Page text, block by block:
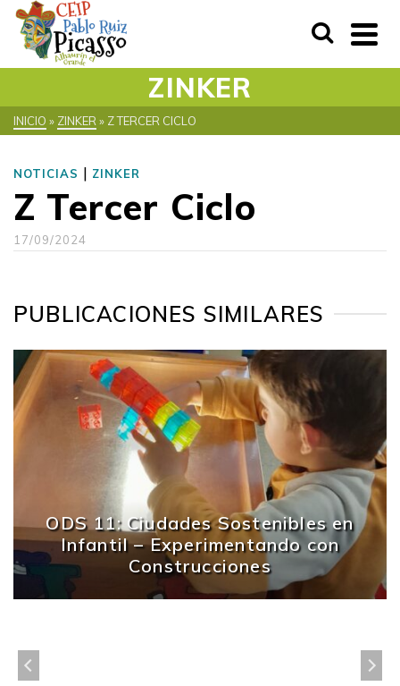
ZINKER
INICIO » ZINKER » Z TERCER CICLO
NOTICIAS | ZINKER
Z Tercer Ciclo
17/09/2024
PUBLICACIONES SIMILARES
ODS 11: Ciudades Sostenibles en
Infantil – Experimentando con
Construcciones